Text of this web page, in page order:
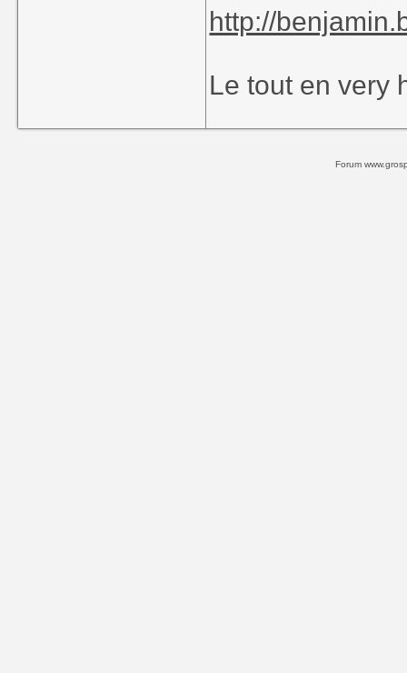
http://
Le tout en very
Forum